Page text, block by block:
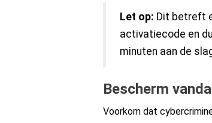
Let op: Dit betreft
activatiecode en
minuten aan de
Bescherm
Voorkom dat